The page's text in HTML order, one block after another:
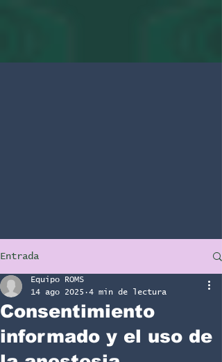
Entrada
Consentimiento
informado y el uso de
Equipo ROMS
14 ago 2025
4 min de lectura